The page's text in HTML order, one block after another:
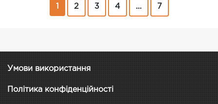
2 3 4 ... 7
Умови використання
Політика конфіденційності